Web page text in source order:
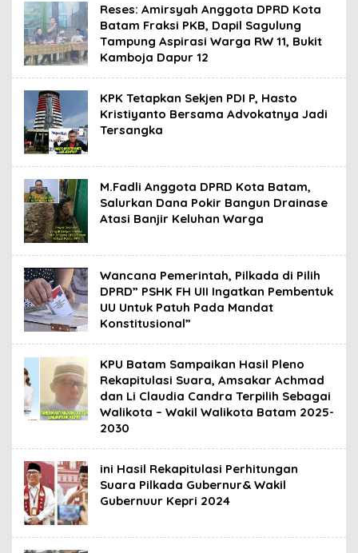
Reses: Amirsyah Anggota DPRD Kota
Batam Fraksi PKB, Dapil Sagulung
Tampung Aspirasi Warga RW 11, Bukit
Kamboja Dapur 12
KPK Tetapkan Sekjen PDI P, Hasto
Kristiyanto Bersama Advokatnya Jadi
Tersangka
M.Fadli Anggota DPRD Kota Batam,
Salurkan Dana Pokir Bangun Drainase
Atasi Banjir Keluhan Warga
Wancana Pemerintah, Pilkada di Pilih
DPRD” PSHK FH UII Ingatkan Pembentuk
UU Untuk Patuh Pada Mandat
Konstitusional”
KPU Batam Sampaikan Hasil Pleno
Rekapitulasi Suara, Amsakar Achmad
dan Li Claudia Candra Terpilih Sebagai
Walikota – Wakil Walikota Batam 2025-
2030
ini Hasil Rekapitulasi Perhitungan
Suara Pilkada Gubernur& Wakil
Gubernuur Kepri 2024